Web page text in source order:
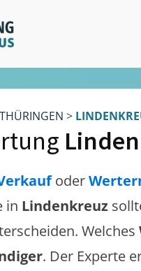
THÜRINGEN >
oder
in Lindenkreuz
Welches
. Der Experte